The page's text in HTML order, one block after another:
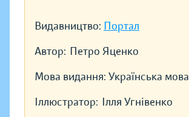
Видавництво: Портал
Автор: Петро Яценко
Мова видання: Українська мова
Іллюстратор: Ілля Угнівенко